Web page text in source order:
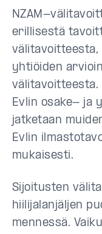
NZAM-
erillisestä
yhtiöiden
välitavoitteesta.
Evlin osake- ja
jatketaan
Evlin
mukaisesti.
Sijoitusten
hiilijalanjäljen
mennessä.